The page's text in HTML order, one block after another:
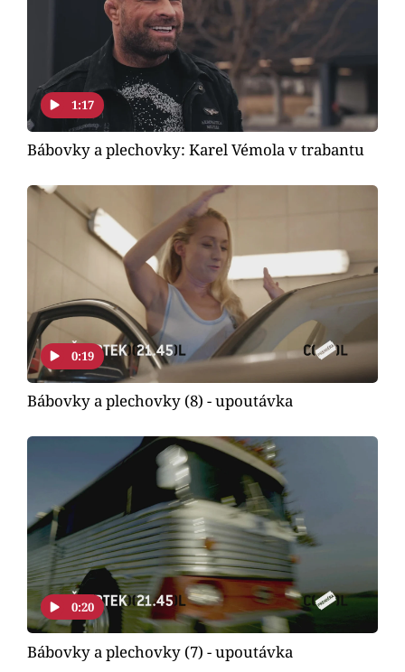
1:17
Bábovky a plechovky: Karel Vémola v trabantu
0:19
Bábovky a plechovky (8) - upoutávka
0:20
Bábovky a plechovky (7) - upoutávka